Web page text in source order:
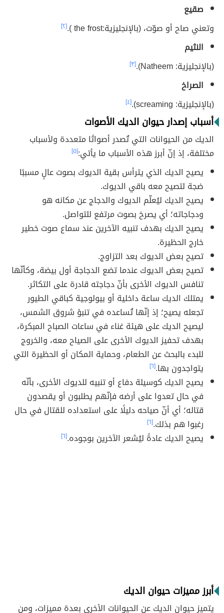
صقيع
وتعني صاح أو صوّت، (بالإنجليزية:the frost ).
[٢]
النثيم
(بالإنجليزية: Natheem).
[٣]
الصراخ
(بالإنجليزية: screaming).
[٤]
أسباب إصدار حيوان الديك الأصوات
الديك من الحيوانات التي تُصدر أصواتًا متعددة ولأسباب
مختلفة، إذ إنّ أبرز هذه الأسباب ما يأتي:[٥]
يصيح الديك الذي يترأس بقية الديوك بصوت عالٍ مسببًا
ضجة لتصيح معه باقي الديوك.
يصيح الديك ليُعلّم الديوك والدجاج عن مكانه هو
ودجاجاته؛ أي يصرخ بصوت مرتفع للتواصل.
يصيح الديك بهدف تنبيه الآخرين عند سماع صوت خطير
خارج الحظيرة.
تصيح بعض الديوك بعد التزاوج.
تصيح بعض الديوك عندما تضع الدجاجة أول بيضة، وكأنّها
تنافس الديوك الأخرى بأنّ دجاجته قادرة على التكاثر.
يمتلك الديك ساعة داخلية أو بيولوجية كباقي الطيور
تجعله يصيح؛ إذ إنّها تُساعده في تنبؤ شروق الشمس،
ليصيح الديك على هيئة غناء في ساعات الصباح المبكرة،
بهدف تحفيز الديوك الأخرى على الصياح معه، والخروج
للبدء بالبحث عن الطعام، وحماية المكان أو الحظيرة التي
يتواجدون بها.[٦]
يصيح الديك كوسيلة دفاع أو تنبيه للديوك الأخرى، بأنّه
في حال تعدوا على أرضه فإنّهم يطلبون أو يقصدون
قتاله؛ أي أنّ صياحه دليلًا على استعداده للقتال في حال
رغبوا هم بذلك.[٦]
يصيح الديك عادةً ليُشعر الآخرين بوجوده.[٦]
أبرز مميزات حيوان الديك
يتميز حيوان الديك عن الحيوانات الأخرى بعدة مميزات، ومن